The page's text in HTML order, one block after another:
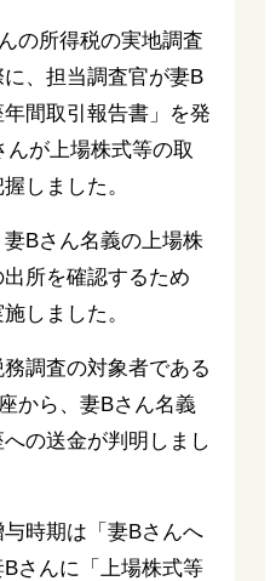
の所得税の実地調査
に、担当調査官が妻B
間取引報告書」を発
んが上場株式等の取
しました。
Bさん名義の上場株
所を確認するため
しました。
調査の対象者である
から、妻Bさん名義
の送金が判明しまし
時期は「妻Bさんへ
さんに「上場株式等